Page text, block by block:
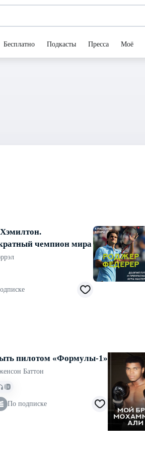
Бесплатно Подкасты Пресса Моё
чемпион мира
пилотом «Формулы-1»
Баттон
По подписке